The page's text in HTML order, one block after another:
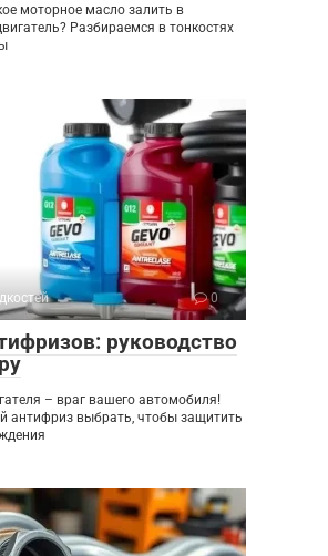
моторное масло залить в
Разбираемся в тонкостях
0
руководство
– враг вашего автомобиля!
антифриз выбрать, чтобы защитить